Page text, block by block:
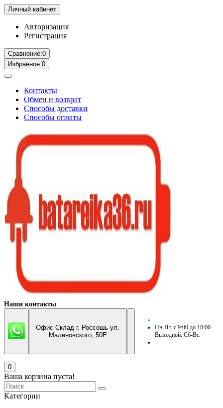
Личный кабинет
Авторизация
Регистрация
Сравнение:0
Избранное:0
Контакты
Обмен и возврат
Способы доставки
Способы оплаты
Наши контакты
Офис-Склад г. Россошь ул.
Малиновского, 50Е
Пн-Пт. с 9:00 до 18:00
Выходной: Сб-Вс.
0
Ваша корзина пуста!
Категории